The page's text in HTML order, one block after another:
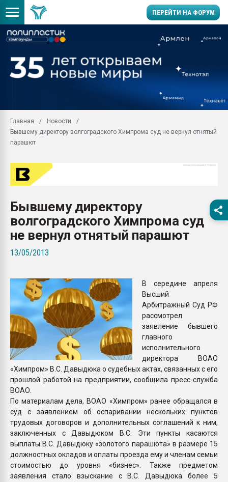
ПЕРЕЙТИ НА ФОРУМ
производство SPC
заводу пластмасс"
28.07.2026
ситуацией на
Всё, что касается
Главная
Новости
Бывшему директору волгоградского Химпрома суд не вернул отнятый
парашют
Бывшему директору
волгоградского Химпрома суд
не вернул отнятый парашют
13/05/2013
В середине апреля
Высший
Арбитражный Суд РФ
рассмотрел
заявление бывшего
главного
исполнительного
директора ВОАО
«Химпром» В.С. Давыдюка о судебных актах, связанных с его
прошлой работой на предприятии, сообщила пресс-служба
ВОАО.
По материалам дела, ВОАО «Химпром» ранее обращался в
суд с заявлением об оспаривании нескольких пунктов
трудовых договоров и дополнительных соглашений к ним,
заключенных с Давыдюком В.С. Эти пункты касаются
выплаты В.С. Давыдюку «золотого парашюта» в размере 15
должностных окладов и оплаты проезда ему и членам семьи
стоимостью до уровня «бизнес». Также предметом
заявления стало взыскание с В.С. Давыдюка более 5